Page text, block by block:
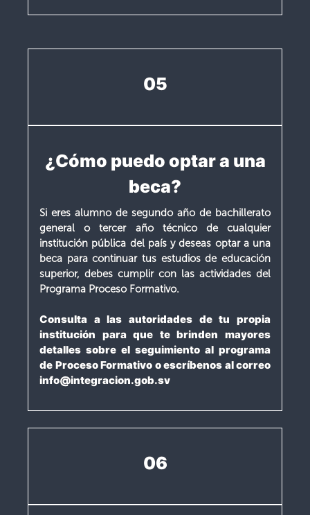
05
¿Cómo puedo optar a una
beca?
Si eres alumno de segundo año de bachillerato
general o tercer año técnico de cualquier
institución pública del país y deseas optar a una
beca para continuar tus estudios de educación
superior, debes cumplir con las actividades del
Programa Proceso Formativo.
Consulta a las autoridades de tu propia
institución para que te brinden mayores
detalles sobre el seguimiento al programa
de Proceso Formativo o escríbenos al correo
info@integracion.gob.sv
06